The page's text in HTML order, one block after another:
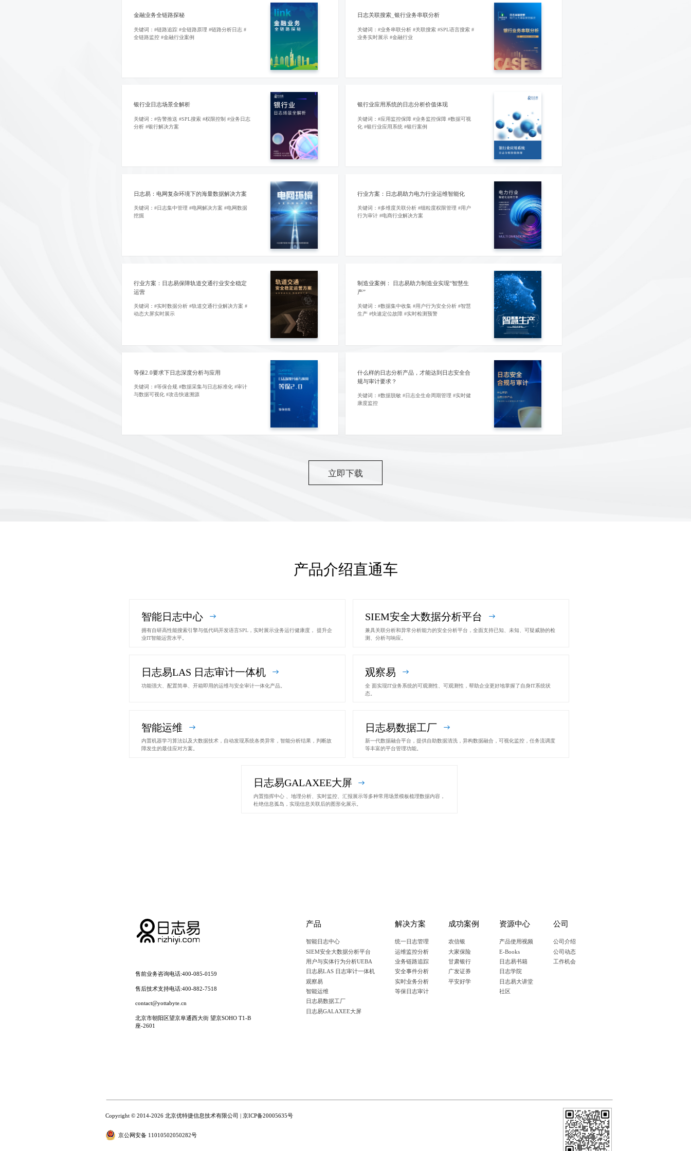
金融业务全链路探秘
关键词：#链路追踪 #全链路原理 #链路分析日志 #
全链路监控 #金融行业案例
日志关联搜索_银行业务串联分析
关键词：#业务串联分析 #关联搜索 #SPL语言搜索 #
业务实时展示 #金融行业
银行业日志场景全解析
关键词：#告警推送 #SPL搜索 #权限控制 #业务日志
分析 #银行解决方案
银行业应用系统的日志分析价值体现
关键词：#应用监控保障 #业务监控保障 #数据可视
化 #银行业应用系统 #银行案例
日志易：电网复杂环境下的海量数据解决方案
关键词：#日志集中管理 #电网解决方案 #电网数据
挖掘
行业方案：日志易助力电力行业运维智能化
关键词：#多维度关联分析 #细粒度权限管理 #用户
行为审计 #电商行业解决方案
行业方案：日志易保障轨道交通行业安全稳定
运营
关键词：#实时数据分析 #轨道交通行业解决方案 #
动态大屏实时展示
制造业案例： 日志易助力制造业实现“智慧生
产”
关键词：#数据集中收集 #用户行为安全分析 #智慧
生产 #快速定位故障 #实时检测预警
等保2.0要求下日志深度分析与应用
关键词：#等保合规 #数据采集与日志标准化 #审计
与数据可视化 #攻击快速溯源
什么样的日志分析产品，才能达到日志安全合
规与审计要求？
关键词：#数据脱敏 #日志全生命周期管理 #实时健
康度监控
立即下载
产品介绍直通车
智能日志中心
拥有自研高性能搜索引擎与低代码开发语言SPL，实时展示业务运行健康度， 提升企
业IT智能运营水平。
SIEM安全大数据分析平台
兼具关联分析和异常分析能力的安全分析平台，全面支持已知、未知、可疑威胁的检
测、分析与响应。
日志易LAS 日志审计一体机
功能强大、配置简单、开箱即用的运维与安全审计一体化产品。
观察易
全 面实现IT业务系统的可观测性、可观测性，帮助企业更好地掌握了自身IT系统状
态。
智能运维
内置机器学习算法以及大数据技术，自动发现系统各类异常，智能分析结果，判断故
障发生的最佳应对方案。
日志易数据工厂
新一代数据融合平台，提供自助数据清洗，异构数据融合，可视化监控，任务流调度
等丰富的平台管理功能。
日志易GALAXEE大屏
内置指挥中心 、地理分析、实时监控、汇报展示等多种常用场景模板梳理数据内容，
杜绝信息孤岛，实现信息关联后的图形化展示。
售前业务咨询电话:400-085-0159
售后技术支持电话:400-882-7518
contact@yottabyte.cn
北京市朝阳区望京阜通西大街 望京SOHO T1-B
座-2601
产品
智能日志中心
SIEM安全大数据分析平台
用户与实体行为分析UEBA
日志易LAS 日志审计一体机
观察易
智能运维
日志易数据工厂
日志易GALAXEE大屏
解决方案
统一日志管理
运维监控分析
业务链路追踪
安全事件分析
实时业务分析
等保日志审计
成功案例
农信银
大家保险
甘肃银行
广发证券
平安好学
资源中心
产品使用视频
E-Books
日志易书籍
日志学院
日志易大讲堂
社区
公司
公司介绍
公司动态
工作机会
Copyright © 2014-2026 北京优特捷信息技术有限公司 | 京ICP备20005635号
京公网安备 11010502050282号